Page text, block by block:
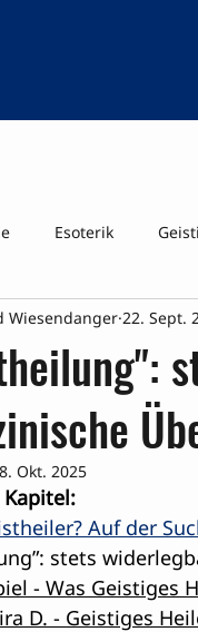
Esoterik
Heilen ua
Wiesendanger 22. Sept.
8. Okt. 2025
Auf der
stets
- Was Geistiges
D. - Geistiges